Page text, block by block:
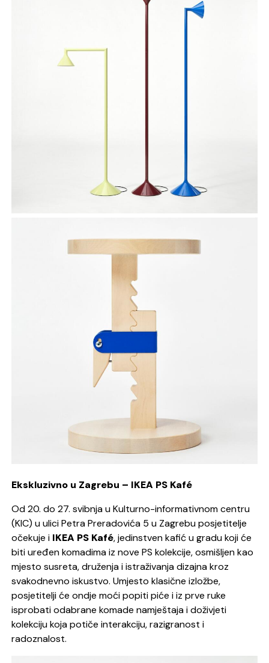
Ekskluzivno u Zagrebu – IKEA PS Kafé
Od 20. do 27. svibnja u Kulturno-informativnom centru
(KIC) u ulici Petra Preradovića 5 u Zagrebu posjetitelje
očekuje i IKEA PS Kafé, jedinstven kafić u gradu koji će
biti uređen komadima iz nove PS kolekcije, osmišljen kao
mjesto susreta, druženja i istraživanja dizajna kroz
svakodnevno iskustvo. Umjesto klasične izložbe,
posjetitelji će ondje moći popiti piće i iz prve ruke
isprobati odabrane komade namještaja i doživjeti
kolekciju koja potiče interakciju, razigranost i
radoznalost.